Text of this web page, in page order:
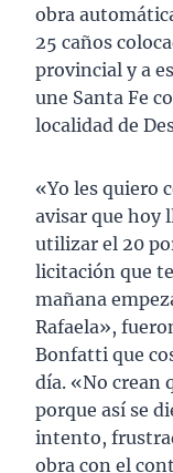
obra
25 caños
provincial y a
une Santa Fe
localidad de
«Yo les quiero
avisar que hoy
utilizar el 20
licitación que
mañana
Rafaela»,
Bonfatti que
día. «No crean
porque así se
intento,
obra con el